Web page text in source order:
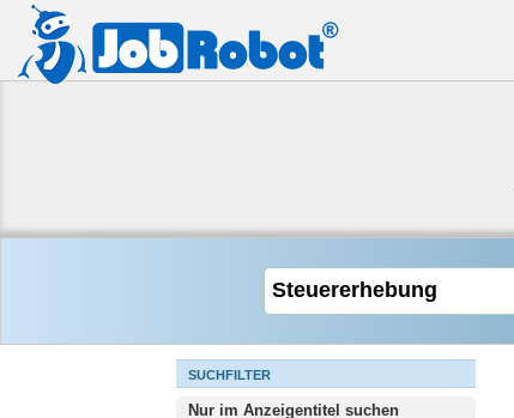
SUCHFILTER
Nur im Anzeigentitel suchen